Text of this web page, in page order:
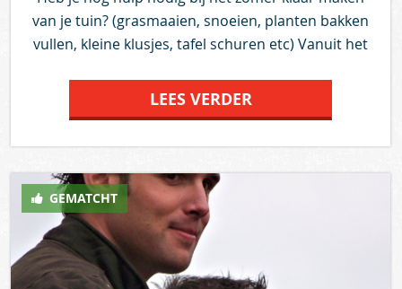
van je tuin? (grasmaaien, snoeien, planten bakken
vullen, kleine klusjes, tafel schuren etc) Vanuit het
fun2care, bieden 15-20 van onze medewerkers zich
aan om een paar uurtjes te komen helpen op
tegelijkertijd aangepakt kunnen worden. Dat is nog
niet alles, we sponsoren ook wat leuke
zomerplantjes! Wij hebben er zin in en zijn
benieuwd naar jullie reacties. Vele groeten Team
Wagemaker fun2care
LEES VERDER
GEMATCHT